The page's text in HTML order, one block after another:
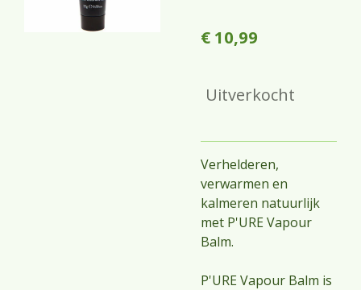
€ 10,99
Uitverkocht
Verhelderen,
verwarmen en
kalmeren natuurlijk
met P'URE Vapour
Balm.
P'URE Vapour Balm is